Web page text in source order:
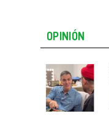
OPINIÓN